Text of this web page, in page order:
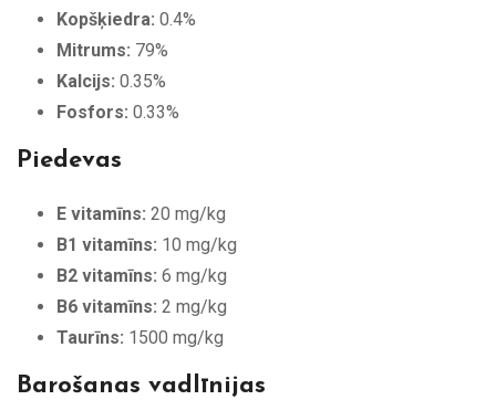
Kopšķiedra: 0.4%
Mitrums: 79%
Kalcijs: 0.35%
Fosfors: 0.33%
Piedevas
E vitamīns: 20 mg/kg
B1 vitamīns: 10 mg/kg
B2 vitamīns: 6 mg/kg
B6 vitamīns: 2 mg/kg
Taurīns: 1500 mg/kg
Barošanas vadlīnijas